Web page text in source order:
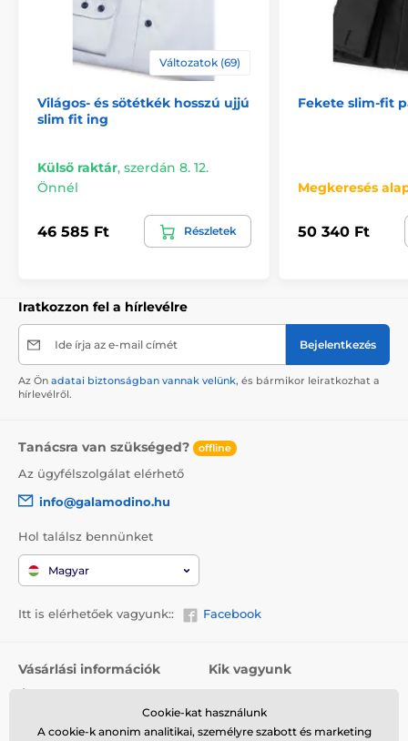
Változatok (69)
Világos- és sötétkék hosszú ujjú
slim fit ing
Külső raktár, szerdán 8. 12.
Önnél
46 585 Ft Részletek
Fekete slim-fit
Megkeresés
50 340 Ft
Iratkozzon fel a hírlevélre
Ide írja az e-mail címét Bejelentkezés
Az Ön adatai biztonságban vannak velünk, és bármikor leiratkozhat a
hírlevélről.
Tanácsra van szükséged? offline
Az ügyfélszolgálat elérhető
info@galamodino.hu
Hol találsz bennünket
Magyar
Itt is elérhetőek vagyunk:: Facebook
Vásárlási információk
Általános szerződési
Szállítás
Kik vagyunk
Elérhetőségek
Cookie-kat használunk
A cookie-k anonim analitikai, személyre szabott és marketing